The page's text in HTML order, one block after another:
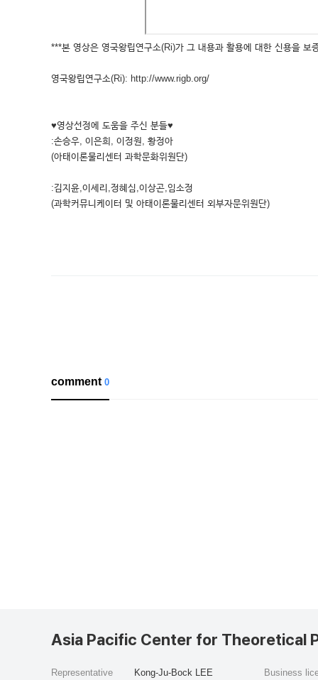
***본 영상은 영국왕립연구소(Ri)가 그 내용과 활용에 대한 신용을 보
영국왕립연구소(Ri): http://www.rigb.org/
♥영상선정에 도움을 주신 분들♥
:손승우, 이은희, 이정원, 황정아
(아태이론물리센터 과학문화위원단)
:김지윤,이세리,정혜심,이상곤,임소정
(과학커뮤니케이터 및 아태이론물리센터 외부자문위원단)
comment0
Asia Pacific Center for Theoretical
Representative Kong-Ju-Bock LEE Business